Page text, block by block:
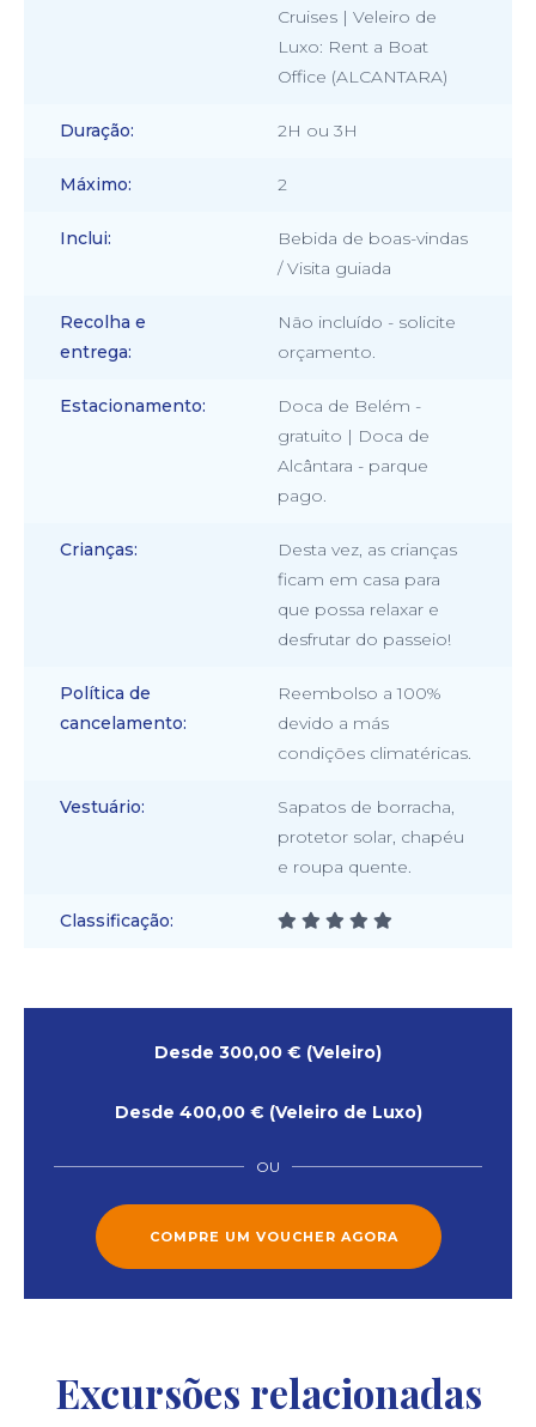
Cruises | Veleiro de
Luxo: Rent a Boat
Office (ALCANTARA)
Duração 2H ou 3H
Máximo 2
Inclui
Bebida de boas-vindas
/ Visita guiada
Recolha e
entrega
Não incluído - solicite
orçamento.
Estacionamento
Doca de Belém -
gratuito | Doca de
Alcântara - parque
pago.
Crianças
Desta vez, as crianças
ficam em casa para
que possa relaxar e
desfrutar do passeio!
Política de
cancelamento
Reembolso a 100%
devido a más
condições climatéricas.
Vestuário
Sapatos de borracha,
protetor solar, chapéu
e roupa quente.
Classificação
Desde 300,00 € (Veleiro)
Desde 400,00 € (Veleiro de Luxo)
OU
COMPRE UM VOUCHER AGORA
Excursões relacionadas
cicap@cicap.pt